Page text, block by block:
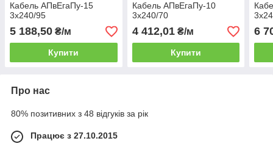
Кабель АПвЕгаПу‑15
3х240/95
5 188,50 ₴/м
Купити
Кабель АПвЕгаПу‑10
3х240/70
4 412,01₴/м
Купити
6
Про нас
80% позитивних з 48 відгуків за рік
Працює з 27.10.2015